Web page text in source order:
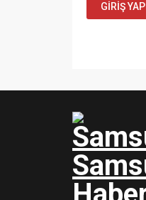
GIRIŞ YAP